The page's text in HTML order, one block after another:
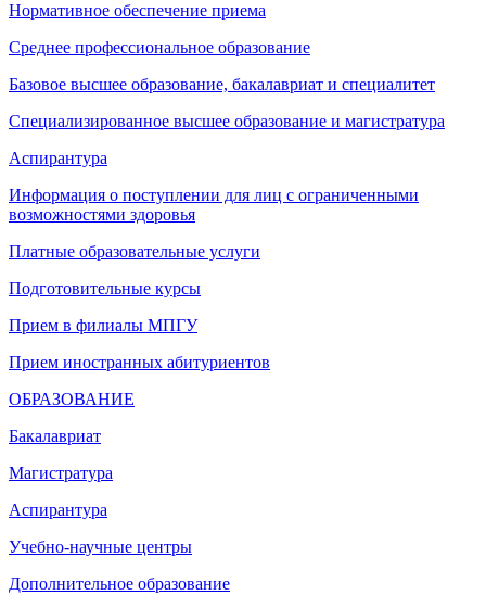
Нормативное обеспечение приема
Среднее профессиональное образование
Базовое высшее образование, бакалавриат и специалитет
Специализированное высшее образование и магистратура
Аспирантура
Информация о поступлении для лиц с ограниченными
возможностями здоровья
Платные образовательные услуги
Подготовительные курсы
Прием в филиалы МПГУ
Прием иностранных абитуриентов
ОБРАЗОВАНИЕ
Бакалавриат
Магистратура
Аспирантура
Учебно-научные центры
Дополнительное образование